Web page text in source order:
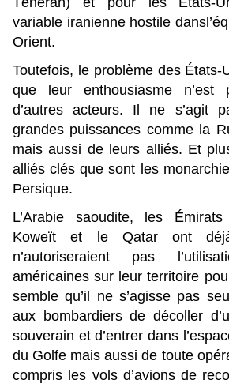
variable iranienne hostile
Orient.
Toutefois, le problème des États-
que leur enthousiasme n’est
d’autres acteurs. Il ne s’agit
grandes puissances comme la
mais aussi de leurs alliés. Et
alliés clés que sont les
Persique.
L’Arabie saoudite, les
Koweït et le Qatar ont
n’autoriseraient pas
américaines sur leur territoire
semble qu’il ne s’agisse pas
aux bombardiers de décoller
souverain et d’entrer dans
du Golfe mais aussi de toute
compris les vols d’avions de